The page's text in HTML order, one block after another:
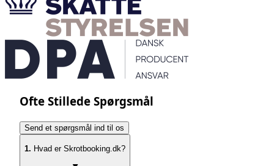
Ofte Stillede Spørgsmål
Send et spørgsmål ind til os
1. Hvad er Skrotbooking.dk?